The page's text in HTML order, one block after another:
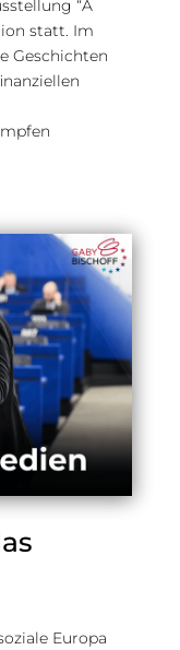
“A
statt. Im
Geschichten
Europa